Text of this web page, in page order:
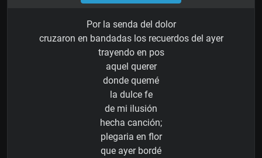
Por la senda del dolor
cruzaron en bandadas los recuerdos del ayer
trayendo en pos
aquel querer
donde quemé
la dulce fe
de mi ilusión
hecha canción;
plegaria en flor
que ayer bordé